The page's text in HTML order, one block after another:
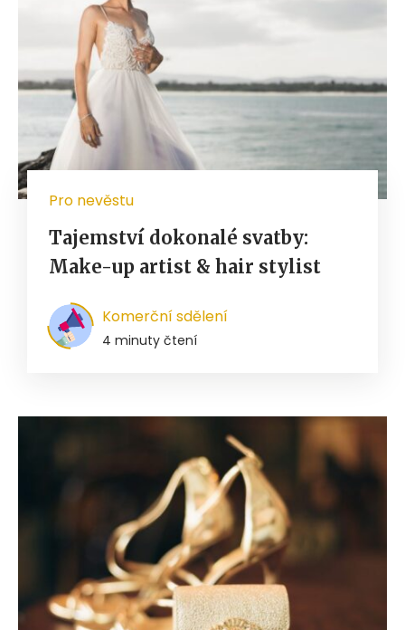
Pro nevěstu
Tajemství dokonalé svatby:
Make-up artist & hair stylist
Komerční sdělení
4 minuty čtení